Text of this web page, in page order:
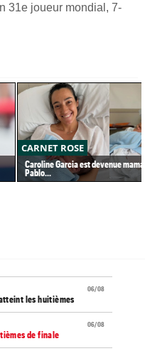
31e joueur mondial, 7-
CARNET ROSE
Caroline Garcia est devenue
Pablo...
06/08
les huitièmes
06/08
de finale